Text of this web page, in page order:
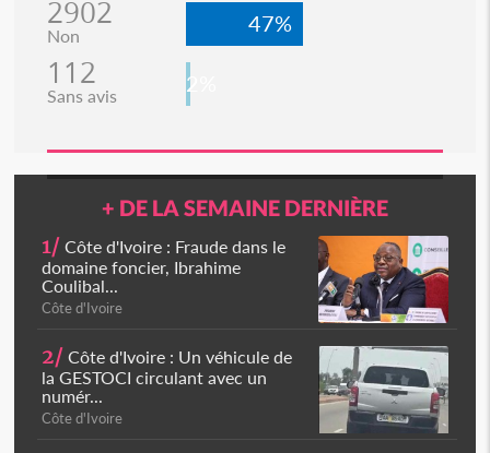
2902
Non 47%
112
Sans avis 2%
+ DE LA SEMAINE DERNIÈRE
1/ Côte d'Ivoire : Fraude dans le
domaine foncier, Ibrahime
Coulibal...
Côte d'Ivoire
2/ Côte d'Ivoire : Un véhicule de
la GESTOCI circulant avec un
numér...
Côte d'Ivoire